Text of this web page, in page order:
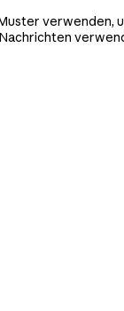
verwenden,